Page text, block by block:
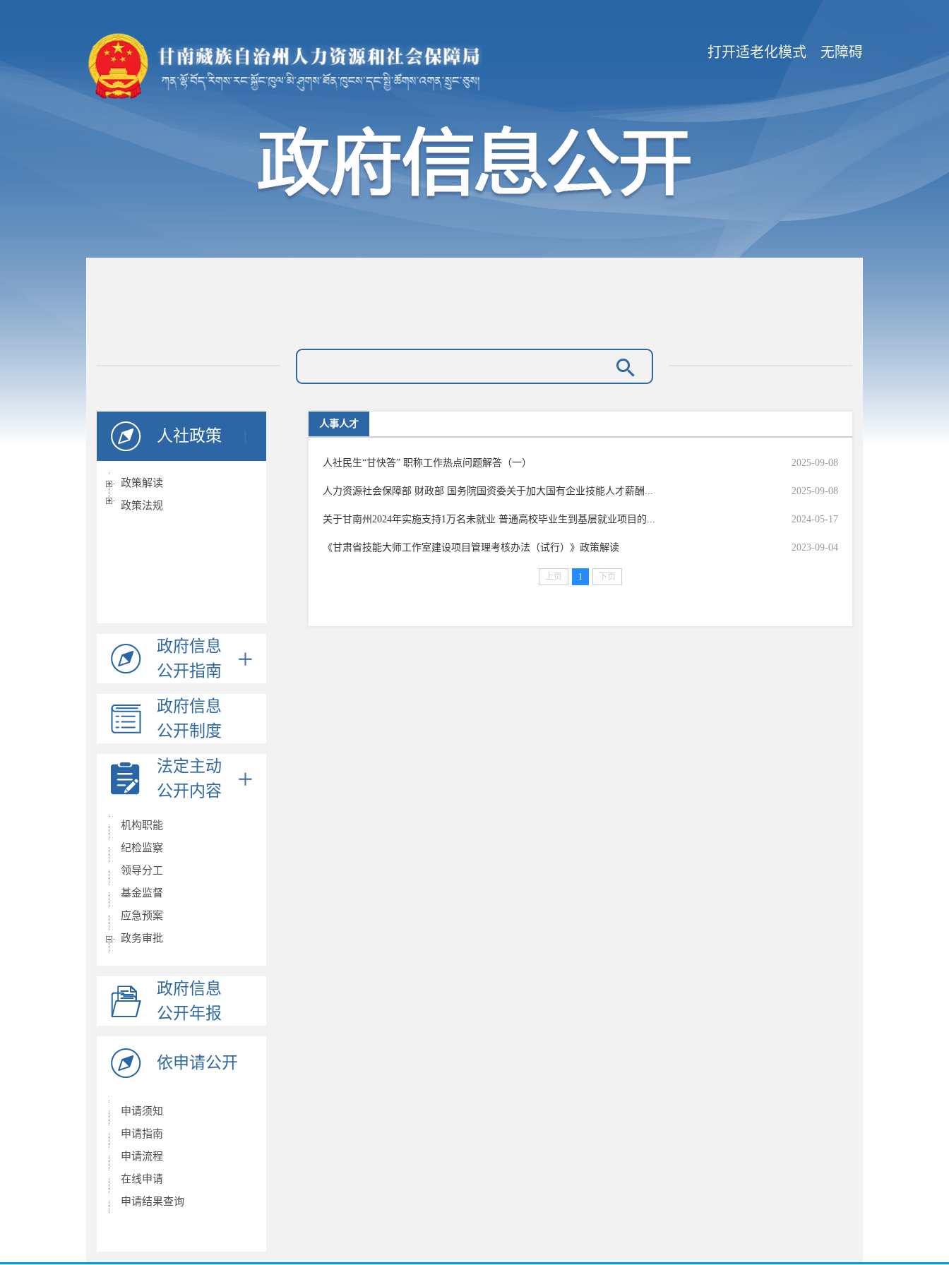
打开适老化模式 无障碍
人社政策
政策解读
政策法规
政府信息
公开指南
政府信息
公开制度
法定主动
公开内容
机构职能
纪检监察
领导分工
基金监督
应急预案
政务审批
社保信息披露
社会保险缴费
政协委员提案办理
政府网站工作年报
养老保险
稳岗就业
政府信息
公开年报
依申请公开
申请须知
申请指南
申请流程
在线申请
申请结果查询
人事人才
人社民生“甘快答” 职称工作热点问题解答（一） 2025-09-08
人力资源社会保障部 财政部 国务院国资委关于加大国有企业技能人才薪酬... 2025-09-08
关于甘南州2024年实施支持1万名未就业 普通高校毕业生到基层就业项目的... 2024-05-17
《甘肃省技能大师工作室建设项目管理考核办法（试行）》政策解读 2023-09-04
上页 1 下页